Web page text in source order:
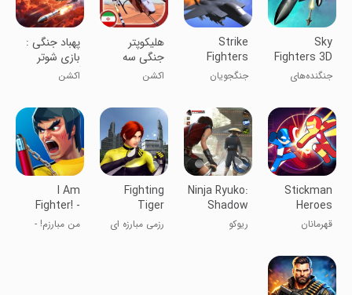
Sky
Fighters 3D
جنگنده‌های
Strike
Fighters
جنگجویان
‏‏‏هلیکوپتر
جنگی سه
بعدی : فصل
اکشن
‏‏‏‏‏‏‏‏پهباد جنگی :
بازی شوتر
آنلاین
اکشن
Stickman
Heroes
Fight -
Super Stick
قهرمانان
Ninja Ryuko:
Shadow
Ninja Game
ریوکو
Fighting
Tiger
رزمی مبارزه ای
I Am
Fighter! -
Kung Fu
Game
من مبارزم! -